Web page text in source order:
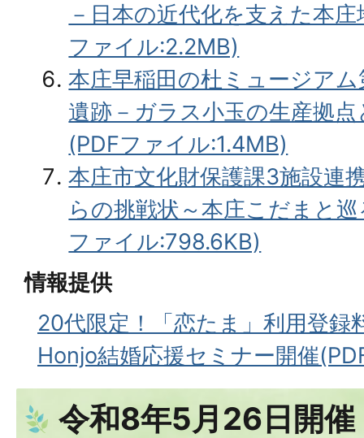
－日本の近代化を支えた本
ファイル:2.2MB)
本庄早稲田の杜ミュージア
遺跡－ガラス小玉の生産拠
(PDFファイル:1.4MB)
本庄市文化財保護課3施設連
らの挑戦状～本庄こだまと
ファイル:798.6KB)
情報提供
20代限定！「恋たま」利用登録
Honjo結婚応援セミナー開催
令和8年5月26日開催